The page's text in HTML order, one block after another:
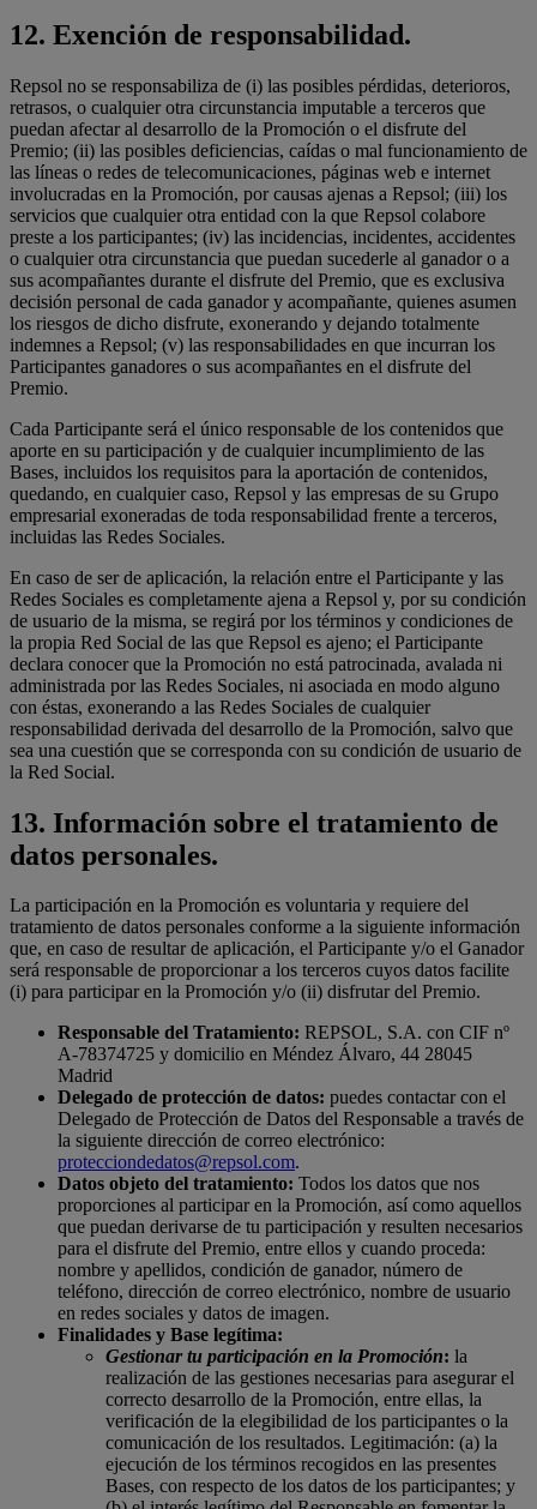
12. Exención de responsabilidad.
Repsol no se responsabiliza de (i) las posibles pérdidas, deterioros,
retrasos, o cualquier otra circunstancia imputable a terceros que
puedan afectar al desarrollo de la Promoción o el disfrute del
Premio; (ii) las posibles deficiencias, caídas o mal funcionamiento de
las líneas o redes de telecomunicaciones, páginas web e internet
involucradas en la Promoción, por causas ajenas a Repsol; (iii) los
servicios que cualquier otra entidad con la que Repsol colabore
preste a los participantes; (iv) las incidencias, incidentes, accidentes
o cualquier otra circunstancia que puedan sucederle al ganador o a
sus acompañantes durante el disfrute del Premio, que es exclusiva
decisión personal de cada ganador y acompañante, quienes asumen
los riesgos de dicho disfrute, exonerando y dejando totalmente
indemnes a Repsol; (v) las responsabilidades en que incurran los
Participantes ganadores o sus acompañantes en el disfrute del
Premio.
Cada Participante será el único responsable de los contenidos que
aporte en su participación y de cualquier incumplimiento de las
Bases, incluidos los requisitos para la aportación de contenidos,
quedando, en cualquier caso, Repsol y las empresas de su Grupo
empresarial exoneradas de toda responsabilidad frente a terceros,
incluidas las Redes Sociales.
En caso de ser de aplicación, la relación entre el Participante y las
Redes Sociales es completamente ajena a Repsol y, por su condición
de usuario de la misma, se regirá por los términos y condiciones de
la propia Red Social de las que Repsol es ajeno; el Participante
declara conocer que la Promoción no está patrocinada, avalada ni
administrada por las Redes Sociales, ni asociada en modo alguno
con éstas, exonerando a las Redes Sociales de cualquier
responsabilidad derivada del desarrollo de la Promoción, salvo que
sea una cuestión que se corresponda con su condición de usuario de
la Red Social.
13. Información sobre el tratamiento de
datos personales.
La participación en la Promoción es voluntaria y requiere del
tratamiento de datos personales conforme a la siguiente información
que, en caso de resultar de aplicación, el Participante y/o el Ganador
será responsable de proporcionar a los terceros cuyos datos facilite
(i) para participar en la Promoción y/o (ii) disfrutar del Premio.
Responsable del Tratamiento: REPSOL, S.A. con CIF nº
A-78374725 y domicilio en Méndez Álvaro, 44 28045
Madrid
Delegado de protección de datos: puedes contactar con el
Delegado de Protección de Datos del Responsable a través de
la siguiente dirección de correo electrónico:
protecciondedatos@repsol.com.
Datos objeto del tratamiento: Todos los datos que nos
proporciones al participar en la Promoción, así como aquellos
que puedan derivarse de tu participación y resulten necesarios
para el disfrute del Premio, entre ellos y cuando proceda:
nombre y apellidos, condición de ganador, número de
teléfono, dirección de correo electrónico, nombre de usuario
en redes sociales y datos de imagen.
Finalidades y Base legítima:
Gestionar tu participación en la Promoción: la
realización de las gestiones necesarias para asegurar el
correcto desarrollo de la Promoción, entre ellas, la
verificación de la elegibilidad de los participantes o la
comunicación de los resultados. Legitimación: (a) la
ejecución de los términos recogidos en las presentes
Bases, con respecto de los datos de los participantes; y